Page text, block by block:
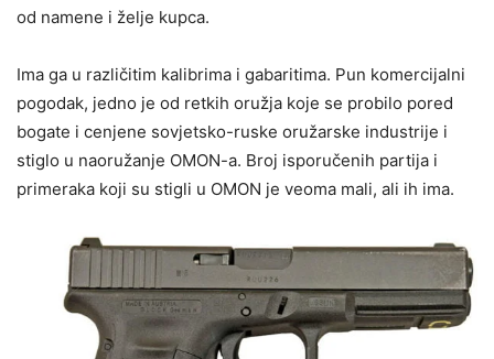
od namene i želje kupca.
Ima ga u različitim kalibrima i gabaritima. Pun komercijalni
pogodak, jedno je od retkih oružja koje se probilo pored
bogate i cenjene sovjetsko-ruske oružarske industrije i
stiglo u naoružanje OMON-a. Broj isporučenih partija i
primeraka koji su stigli u OMON je veoma mali, ali ih ima.